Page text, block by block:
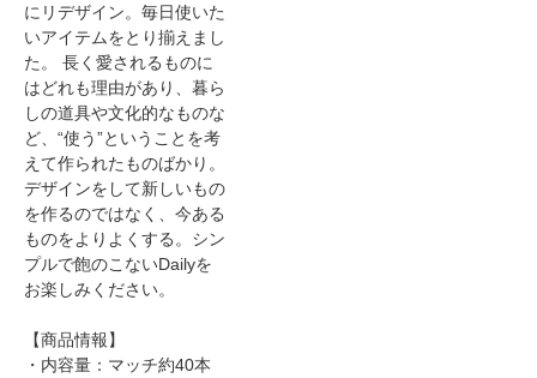
にリデザイン。毎日使いた
いアイテムをとり揃えまし
た。 長く愛されるものに
はどれも理由があり、暮ら
しの道具や文化的なものな
ど、“使う”ということを考
えて作られたものばかり。
デザインをして新しいもの
を作るのではなく、今ある
ものをよりよくする。シン
プルで飽のこないDailyを
お楽しみください。
【商品情報】
・内容量：マッチ約40本